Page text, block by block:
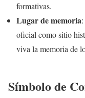
formativas.
Lugar de memoria
oficial como sitio
viva la memoria de
Símbolo de